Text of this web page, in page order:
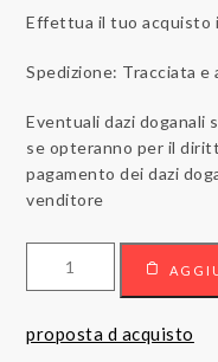
Effettua il tuo acquisto
Spedizione: Tracciata e
Eventuali dazi doganali
se opteranno per il
pagamento dei dazi
venditore
proposta d acquisto